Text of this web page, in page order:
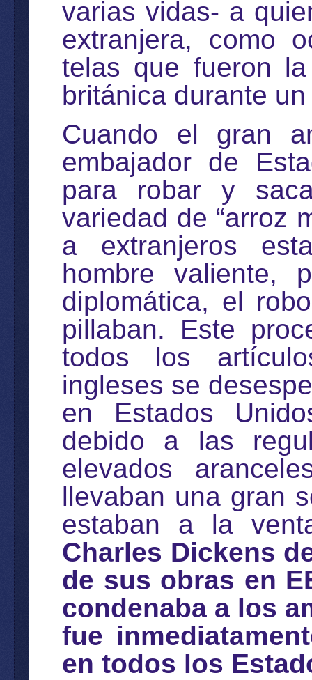
varias vidas- a
extranjera, como
telas que fueron
británica durante
Cuando el gran
embajador de
para robar y
variedad de “arroz
a extranjeros
hombre valiente,
diplomática, el
pillaban. Este
todos los
ingleses se
en Estados
debido a las
elevados
llevaban una gran
estaban a la
Charles Dickens
de sus obras en
condenaba a los
fue
en todos los